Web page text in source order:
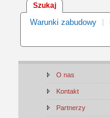
Szukaj
Warunki zabudowy
O nas
Kontakt
Partnerzy